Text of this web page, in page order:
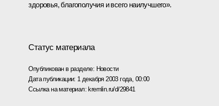
здоровья, благополучия и всего наилучшего».
Статус материала
Опубликован в разделе: Новости
Дата публикации: 1 декабря 2003 года, 00:00
Ссылка на материал:kremlin.ru/d/29841